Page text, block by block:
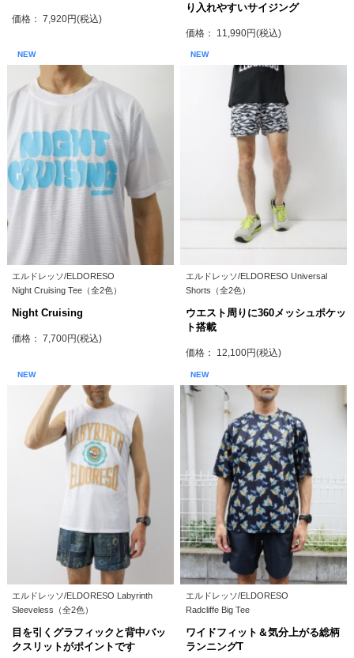
価格： 7,920円(税込)
り入れやすいサイジング
価格： 11,990円(税込)
NEW
エルドレッソ/ELDORESO
Night Cruising Tee（全2色）
Night Cruising
価格： 7,700円(税込)
NEW
エルドレッソ/ELDORESO Universal
Shorts（全2色）
ウエスト周りに360メッシュポケッ
ト搭載
価格： 12,100円(税込)
NEW
エルドレッソ/ELDORESO Labyrinth
Sleeveless（全2色）
目を引くグラフィックと背中バッ
クスリットがポイントです
NEW
エルドレッソ/ELDORESO
Radcliffe Big Tee
ワイドフィット＆気分上がる総柄
ランニングT